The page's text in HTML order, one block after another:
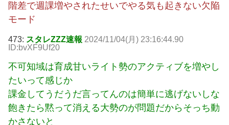
階差で週課増やされたせいでやる気も起きない欠陥
モード
473: スタレZZZ速報 2024/11/04(月) 23:16:44.90
ID:bvXF9Uf20
不可知域は育成甘いライト勢のアクティブを増やし
たいって感じか
課金してうだうだ言ってんのは簡単に逃げないしな
飽きたら黙って消える大勢のが問題だからそっち動
かさないと